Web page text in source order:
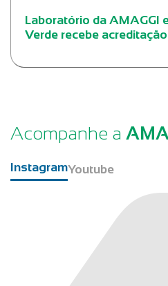
Laboratório da AMAGGI
Verde recebe
Acompanhe a
InstagramYoutube